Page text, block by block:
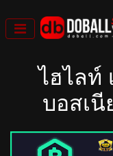
to
content
ไฮไลท์
บอสเ